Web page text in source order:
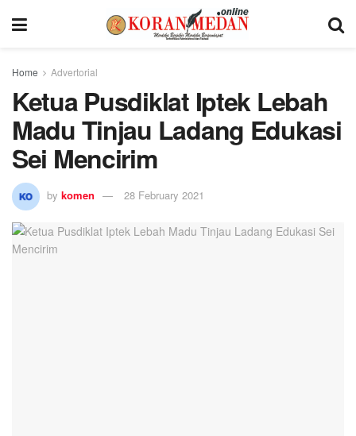
Home Advertorial
Ketua Pusdiklat Iptek Lebah
Madu Tinjau Ladang Edukasi
Sei Mencirim
by komen 28 February 2021